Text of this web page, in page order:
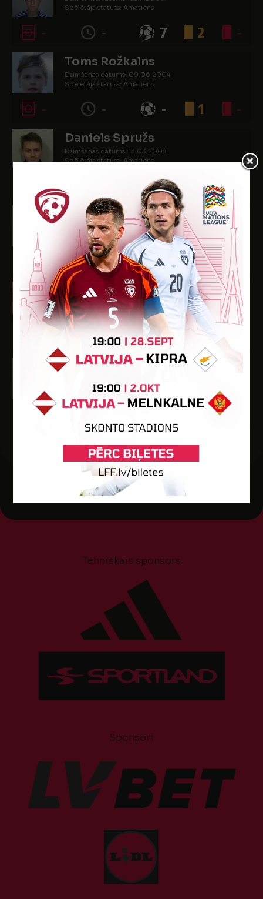
Spēlētāja statuss: Amatieris
- - 7 2 -
Toms Rožkalns
Dzimšanas datums: 09.06.2004.
Spēlētāja statuss: Amatieris
- - - 1 -
Daniels Spružs
Dzimšanas datums: 13.03.2004.
Spēlētāja statuss: Amatieris
- 3 -
Daniils Uvarovs
Dzimšanas datums: 14.01.2004.
Spēlētāja statuss: Amatieris
- - 1 2 -
Artjoms Višņevskis
Dzimšanas datums: 12.09.2004.
Spēlētāja statuss: Amatieris
- 2 -
Antons Zaharovs
Spēlētāja statuss: Amatieris (FSS)
- -
Tehniskais sponsors
Sponsori